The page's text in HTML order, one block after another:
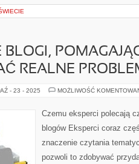
BLOGI,
REALNE
- 23 - 2025 MOŻLIWOŚĆ
Czemu eksperci polecają
blogów Eksperci coraz
znaczenie czytania
pozwoli to zdobywać